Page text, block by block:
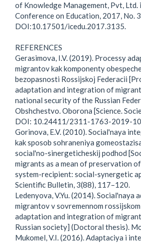
of Knowledge Management, Pvt,
Conference on Education, 2017, No.
DOI:10.17501/icedu.2017.3135.
REFERENCES
Gerasimova, I.V. (2019). Processy
migrantov kak komponenty
bezopasnosti Rossijskoj Federacii
adaptation and integration of
national security of the Russian
Obshchestvo. Oborona [Science.
DOI: 10.24411/2311-1763-2019-
Gorinova, E.V. (2010). Social'naya
kak sposob sohraneniya
social'no-sinergeticheskij podhod
migrants as a mean of preservation
system-recipient: social-synergetic
Scientific Bulletin, 3(88), 117–120.
Ledenyova, V.Yu. (2014). Social'naya
migrantov v sovremennom
adaptation and integration of
Russian society] (Doctoral thesis).
Mukomel, V.I. (2016). Adaptaciya i